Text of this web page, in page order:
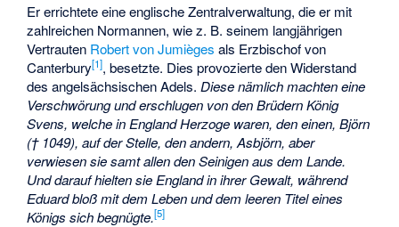
Er errichtete eine englische Zentralverwaltung, die er mit
zahlreichen Normannen, wie z. B. seinem langjährigen
Vertrauten Robert von Jumièges als Erzbischof von
Canterbury[1], besetzte. Dies provozierte den Widerstand
des angelsächsischen Adels.Diese nämlich machten eine
Verschwörung und erschlugen von den Brüdern König
Svens, welche in England Herzoge waren, den einen, Björn
(† 1049), auf der Stelle, den andern, Asbjörn, aber
verwiesen sie samt allen den Seinigen aus dem Lande.
Und darauf hielten sie England in ihrer Gewalt, während
Eduard bloß mit dem Leben und dem leeren Titel eines
Königs sich begnügte.[5]